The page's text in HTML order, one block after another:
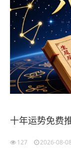
十年运势免费
127 2026-08-08